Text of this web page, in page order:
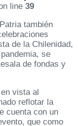
line 39
también
de la Chilenidad,
se
de fondas y
vista al
reflotar la
cuenta con un
que como